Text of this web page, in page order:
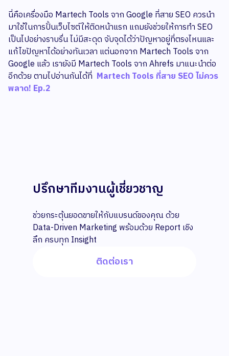
นี่คือเครื่องมือ Martech Tools จาก Google ที่สาย SEO ควรนำ
มาใช้ในการปั้นเว็บไซต์ให้ติดหน้าแรก แถมยังช่วยให้การทำ SEO
เป็นไปอย่างราบรื่น ไม่มีสะดุด จับจุดได้ว่าปัญหาอยู่ที่ตรงไหนและ
แก้ไขปัญหาได้อย่างทันเวลา แต่นอกจาก Martech Tools จาก
Google แล้ว เรายังมี Martech Tools จาก Ahrefs มาแนะนำต่อ
อีกด้วย ตามไปอ่านกันได้ที่ Martech Tools ที่สาย SEO ไม่ควร
พลาด! Ep.2
ปรึกษาทีมงานผู้เชี่ยวชาญ
ช่วยกระตุ้นยอดขายให้กับแบรนด์ของคุณ ด้วย
Data-Driven Marketing พร้อมด้วย Report เชิง
ลึก ครบทุก Insight
ติดต่อเรา